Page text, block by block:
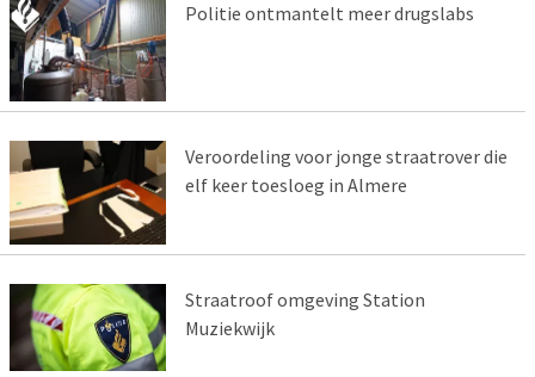
Politie ontmantelt meer drugslabs
Veroordeling voor jonge straatrover die
elf keer toesloeg in Almere
Straatroof omgeving Station
Muziekwijk